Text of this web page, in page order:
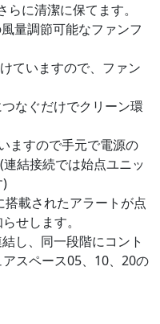
に清潔に保てます。
量調節可能なファンフ
ていますので、ファン
なぐだけでクリーン環
ますので手元で電源の
結接続では始点ユニッ
)
載されたアラートが点
せします。
し、同一段階にコント
スペース05、10、20の